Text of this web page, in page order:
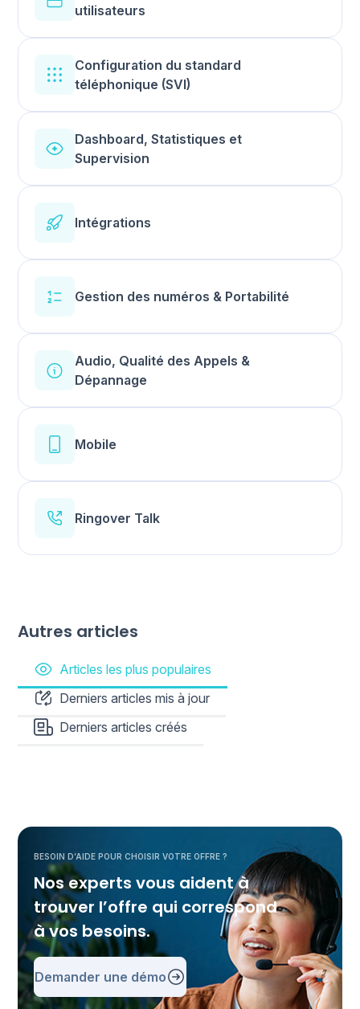
utilisateurs
Configuration du standard
téléphonique (SVI)
Dashboard, Statistiques et
Supervision
Intégrations
Gestion des numéros & Portabilité
Audio, Qualité des Appels &
Dépannage
Mobile
Ringover Talk
Autres articles
Articles les plus populaires
Derniers articles mis à jour
Derniers articles créés
BESOIN D’AIDE POUR CHOISIR VOTRE OFFRE ?
Nos experts vous aident à
trouver l’offre qui correspond
à vos besoins.
Demander une démo